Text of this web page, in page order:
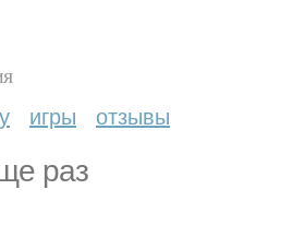
игры отзывы
раз